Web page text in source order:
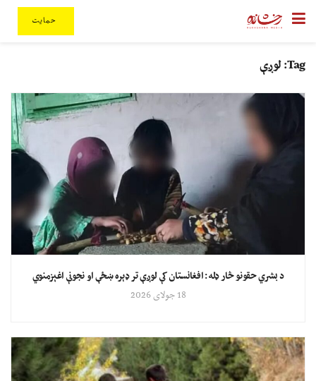
حمایت
Tag: لوږې
د بشري حقونو څار ډله: افغانستان کې لوږې تر ډېره ښځې او نجونې اغېزمنوي
18 جولای 2026